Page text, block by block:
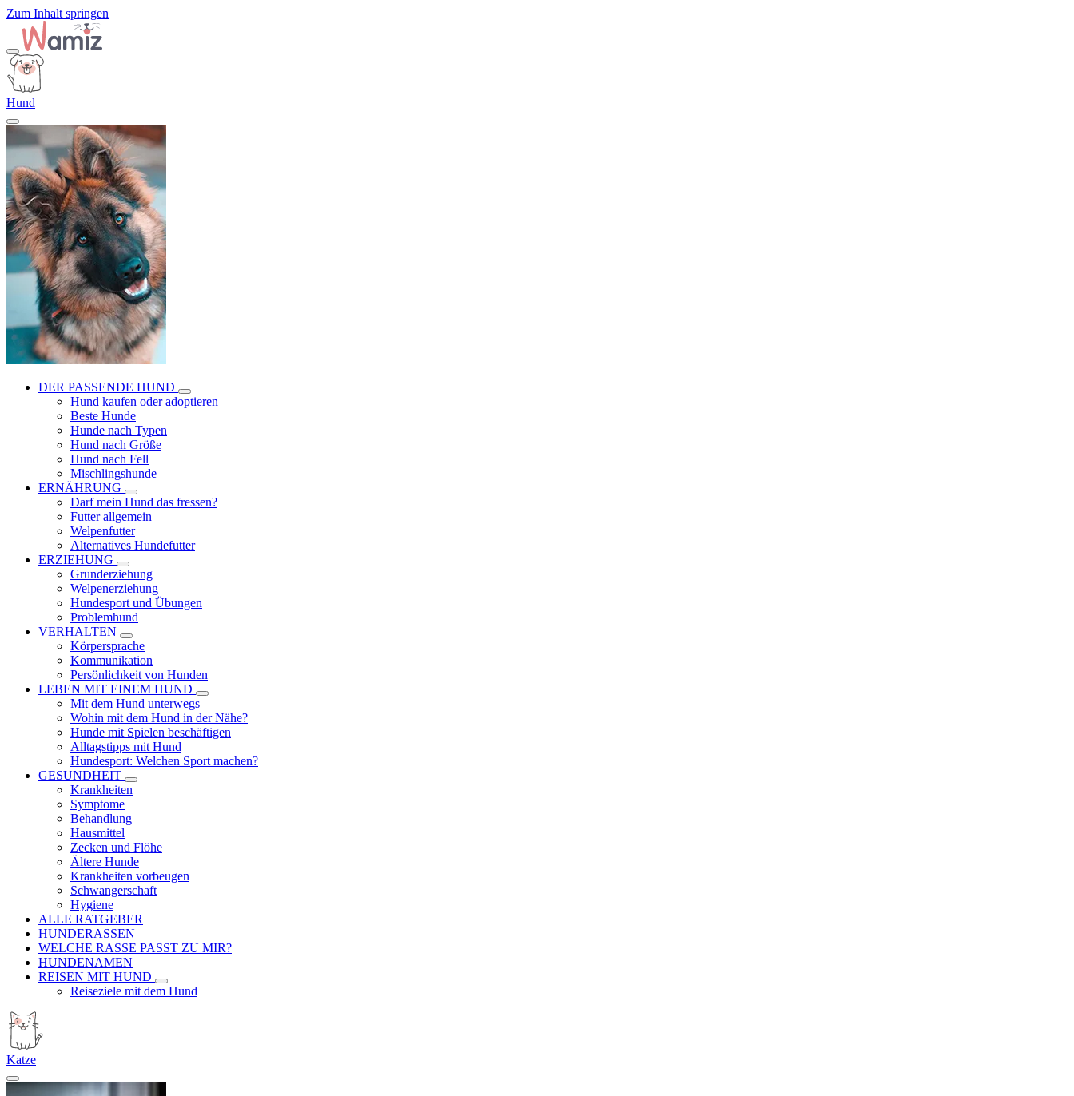
Zum Inhalt springen
Hund
DER PASSENDE HUND
Hund kaufen oder adoptieren
Beste Hunde
Hunde nach Typen
Hund nach Größe
Hund nach Fell
Mischlingshunde
ERNÄHRUNG
Darf mein Hund das fressen?
Futter allgemein
Welpenfutter
Alternatives Hundefutter
ERZIEHUNG
Grunderziehung
Welpenerziehung
Hundesport und Übungen
Problemhund
VERHALTEN
Körpersprache
Kommunikation
Persönlichkeit von Hunden
LEBEN MIT EINEM HUND
Mit dem Hund unterwegs
Wohin mit dem Hund in der Nähe?
Hunde mit Spielen beschäftigen
Alltagstipps mit Hund
Hundesport: Welchen Sport machen?
GESUNDHEIT
Krankheiten
Symptome
Behandlung
Hausmittel
Zecken und Flöhe
Ältere Hunde
Krankheiten vorbeugen
Schwangerschaft
Hygiene
ALLE RATGEBER
HUNDERASSEN
WELCHE RASSE PASST ZU MIR?
HUNDENAMEN
REISEN MIT HUND
Reiseziele mit dem Hund
Katze